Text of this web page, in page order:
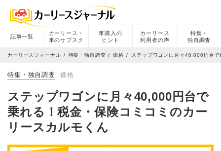
記事一覧
カーリース・
車のサブスク
車購入の
ヒント
カーリース
利用者の声
特集・
独自調査
カーリースジャーナル 特集・独自調査 価格 ステップワゴンに月々40,000円台
特集・独自調査 価格
ステップワゴンに月々40,000円台で
乗れる！税金・保険コミコミのカー
リースカルモくん